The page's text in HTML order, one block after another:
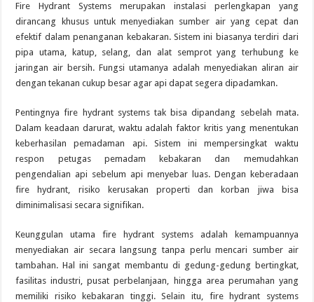
Fire Hydrant Systems merupakan instalasi perlengkapan yang
dirancang khusus untuk menyediakan sumber air yang cepat dan
efektif dalam penanganan kebakaran. Sistem ini biasanya terdiri dari
pipa utama, katup, selang, dan alat semprot yang terhubung ke
jaringan air bersih. Fungsi utamanya adalah menyediakan aliran air
dengan tekanan cukup besar agar api dapat segera dipadamkan.
Pentingnya fire hydrant systems tak bisa dipandang sebelah mata.
Dalam keadaan darurat, waktu adalah faktor kritis yang menentukan
keberhasilan pemadaman api. Sistem ini mempersingkat waktu
respon petugas pemadam kebakaran dan memudahkan
pengendalian api sebelum api menyebar luas. Dengan keberadaan
fire hydrant, risiko kerusakan properti dan korban jiwa bisa
diminimalisasi secara signifikan.
Keunggulan utama fire hydrant systems adalah kemampuannya
menyediakan air secara langsung tanpa perlu mencari sumber air
tambahan. Hal ini sangat membantu di gedung-gedung bertingkat,
fasilitas industri, pusat perbelanjaan, hingga area perumahan yang
memiliki risiko kebakaran tinggi. Selain itu, fire hydrant systems